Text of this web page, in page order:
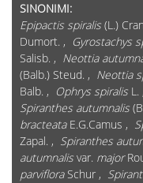
SINONIMI:
Epipactis spiralis (L.)
Dumort. , Gyrostachys
Salisb. , Neottia
(Balb.) Steud. , Neottia
Balb. , Ophrys spiralis L. ,
Spiranthes autumnalis
bracteataE.G.Camus ,
Zapal. , Spiranthes
autumnalis var. major
parvifloraSchur ,